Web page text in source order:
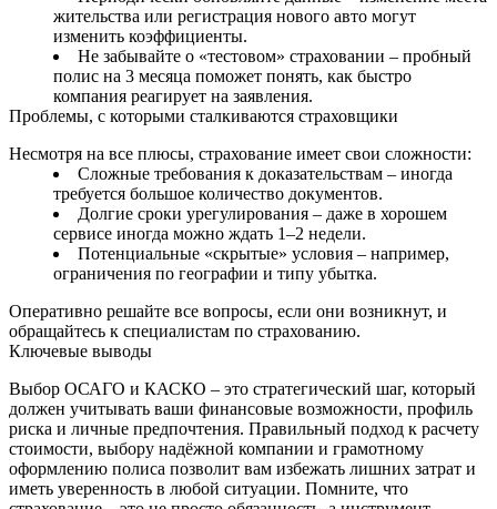
жительства или регистрация нового авто могут
изменить коэффициенты.
Не забывайте о «тестовом» страховании – пробный
полис на 3 месяца поможет понять, как быстро
компания реагирует на заявления.
Проблемы, с которыми сталкиваются страховщики
Несмотря на все плюсы, страхование имеет свои сложности:
Сложные требования к доказательствам – иногда
требуется большое количество документов.
Долгие сроки урегулирования – даже в хорошем
сервисе иногда можно ждать 1–2 недели.
Потенциальные «скрытые» условия – например,
ограничения по географии и типу убытка.
Оперативно решайте все вопросы, если они возникнут, и
обращайтесь к специалистам по страхованию.
Ключевые выводы
Выбор ОСАГО и КАСКО – это стратегический шаг, который
должен учитывать ваши финансовые возможности, профиль
риска и личные предпочтения. Правильный подход к расчету
стоимости, выбору надёжной компании и грамотному
оформлению полиса позволит вам избежать лишних затрат и
иметь уверенность в любой ситуации. Помните, что